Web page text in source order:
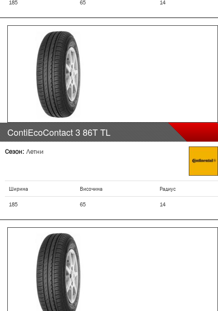
185 65 14
ContiEcoContact 386TTL
Сезон: Летни
Ширина Височина Радиус
185 65 14